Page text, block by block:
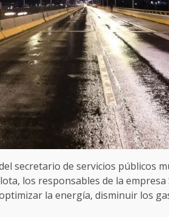
secretario de servicios públicos
los responsables de la
la energía, disminuir los